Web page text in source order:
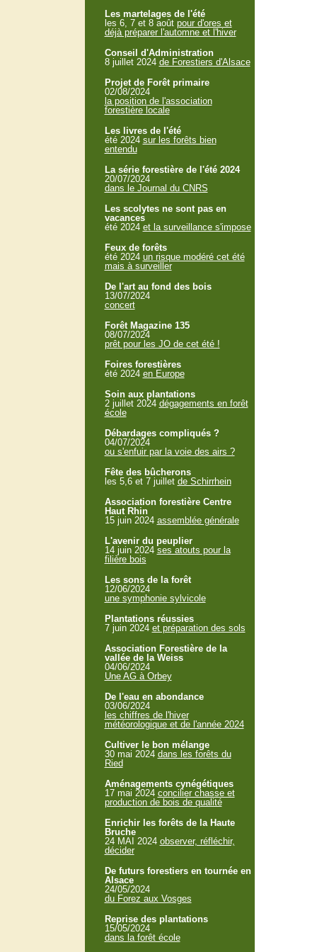
Les martelages de l'été
les 6, 7 et 8 août pour d'ores et
déjà préparer l'automne et l'hiver
Conseil d'Administration
8 juillet 2024 de Forestiers d'Alsace
Projet de Forêt primaire
02/08/2024
la position de l'association
forestière locale
Les livres de l'été
été 2024 sur les forêts bien
entendu
La série forestière de l'été 2024
20/07/2024
dans le Journal du CNRS
Les scolytes ne sont pas en
vacances
été 2024 et la surveillance s'impose
Feux de forêts
été 2024 un risque modéré cet été
mais à surveiller
De l'art au fond des bois
13/07/2024
concert
Forêt Magazine 135
08/07/2024
prêt pour les JO de cet été !
Foires forestières
été 2024 en Europe
Soin aux plantations
2 juillet 2024 dégagements en forêt
école
Débardages compliqués ?
04/07/2024
ou s'enfuir par la voie des airs ?
Fête des bûcherons
les 5,6 et 7 juillet de Schirrhein
Association forestière Centre
Haut Rhin
15 juin 2024 assemblée générale
L'avenir du peuplier
14 juin 2024 ses atouts pour la
filière bois
Les sons de la forêt
12/06/2024
une symphonie sylvicole
Plantations réussies
7 juin 2024 et préparation des sols
Association Forestière de la
vallée de la Weiss
04/06/2024
Une AG à Orbey
De l'eau en abondance
03/06/2024
les chiffres de l'hiver
météorologique et de l'année 2024
Cultiver le bon mélange
30 mai 2024 dans les forêts du
Ried
Aménagements cynégétiques
17 mai 2024 concilier chasse et
production de bois de qualité
Enrichir les forêts de la Haute
Bruche
24 MAI 2024 observer, réfléchir,
décider
De futurs forestiers en tournée en
Alsace
24/05/2024
du Forez aux Vosges
Reprise des plantations
15/05/2024
dans la forêt école